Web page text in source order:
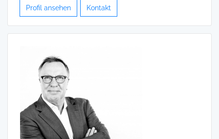
Profil ansehen Kontakt